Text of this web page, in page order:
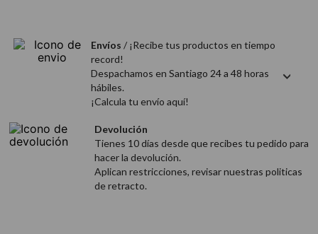
Envíos / ¡Recibe tus productos en tiempo
record!
Despachamos en Santiago 24 a 48 horas
hábiles.
¡Calcula tu envío aquí!
Devolución
Tienes 10 días desde que recibes tu pedido para
hacer la devolución.
Aplican restricciones, revisar nuestras politicas
de retracto.